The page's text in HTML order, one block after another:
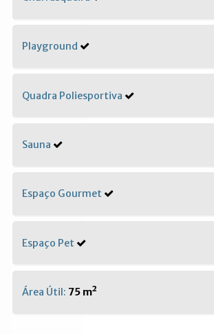
Playground
Quadra Poliesportiva
Sauna
Espaço Gourmet
Espaço Pet
Área Útil: 75 m²